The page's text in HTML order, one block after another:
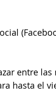
entre
hasta el